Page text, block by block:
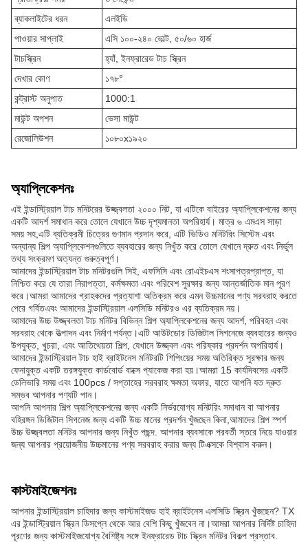
ব্যাকলাইটের ধরন
এলইডি
পাওয়ার সাপ্লাই
এসি ১০০-২৪০ ভোল্ট, ৫০/৬০ হার্জ
টাচস্ক্রিন
হ্যাঁ, ইনফ্রারেড টাচ স্ক্রিন
দেখার কোণ
১৭৮°
কন্ট্রাস্ট অনুপাত
1000:1
মাউন্ট অপশন
ভেসা মাউন্ট
রেজোলিউশন
১০৮০x১৯২০
অ্যাপ্লিকেশনঃ
এই ইন্ডাস্ট্রিয়াল টাচ মনিটরের উজ্জ্বলতা ২০০০ নিট, যা এটিকে বাইরের অ্যাপ্লিকেশনের জন্য
একটি আদর্শ সমাধান করে তোলে যেখানে উচ্চ দৃশ্যমানতা অপরিহার্য। মাত্র ৬ এমএস সাড়া
সময় সহ,এটি ব্যতিক্রমী চিত্রের গুণমান প্রদান করে, এটি ভিডিও মনিটরিং সিস্টেম এবং
অন্যান্য শিল্প অ্যাপ্লিকেশনগুলিতে ব্যবহারের জন্য নিখুঁত করে তোলে যেখানে দ্রুত এবং নির্ভুল
তথ্য সংক্রমণ অত্যন্ত গুরুত্বপূর্ণ।
আমাদের ইন্ডাস্ট্রিয়াল টাচ মনিটরগুলি সিই, এফসিসি এবং রোএইচএস শংসাপত্রপ্রাপ্ত, যা
নিশ্চিত করে যে তারা নিরাপত্তা, কর্মক্ষমতা এবং পরিবেশ সুরক্ষার জন্য আন্তর্জাতিক মান পূরণ
করে।আমরা আমাদের গ্রাহকদের প্রত্যাশা অতিক্রম করে এমন উচ্চমানের পণ্য সরবরাহ করতে
পেরে গর্বিতএবং আমাদের ইন্ডাস্ট্রিয়াল এলসিডি মনিটরও এর ব্যতিক্রম নয়।
আমাদের উচ্চ উজ্জ্বলতা টাচ মনিটর বিভিন্ন শিল্প অ্যাপ্লিকেশনের জন্য আদর্শ, পরিবহন এবং
সরবরাহ থেকে উত্পাদন এবং নির্মাণ পর্যন্ত।এটি আউটডোর ডিজিটাল সিগনেজে ব্যবহারের জন্যও
উপযুক্ত, খুচরা, এবং আতিথেয়তা শিল্প, যেখানে উজ্জ্বল এবং পরিষ্কার প্রদর্শন অপরিহার্য।
আমাদের ইন্ডাস্ট্রিয়াল টাচ হাই ব্রাইটনেস মনিটরটি শিপিংয়ের সময় অতিরিক্ত সুরক্ষার জন্য
ফেনাযুক্ত একটি তরঙ্গযুক্ত কার্ডবোর্ড বাক্সে প্যাকেজ করা হয়।আমরা 15 কার্যদিবসের একটি
ডেলিভারি সময় এবং 100pcs / সপ্তাহের সরবরাহ ক্ষমতা অফার, যাতে আপনি যত দ্রুত
সম্ভব আপনার পণ্যটি পান।
আপনি আপনার শিল্প অ্যাপ্লিকেশনের জন্য একটি নির্ভরযোগ্য মনিটরিং সমাধান বা আপনার
বহিরঙ্গন ডিজিটাল সিগনেজ জন্য একটি উচ্চ মানের প্রদর্শন খুঁজছেন কিনা,আমাদের শিল্প স্পর্শ
উচ্চ উজ্জ্বলতা মনিটর আপনার জন্য নিখুঁত পছন্দ. আপনার ব্যবসাকে পরবর্তী স্তরে নিয়ে যাওয়ার
জন্য আপনার প্রয়োজনীয় উচ্চমানের পণ্য সরবরাহ করার জন্য টিএক্সকে বিশ্বাস করুন।
কাস্টমাইজেশনঃ
আপনার ইন্ডাস্ট্রিয়াল চাহিদার জন্য কাস্টমাইজড হাই ব্রাইটনেস এলসিডি স্ক্রিন খুঁজছেন? TX
এর ইন্ডাস্ট্রিয়াল স্ক্রিন ডিসপ্লে থেকে আর বেশি কিছু খুঁজবেন না।আমরা আপনার নির্দিষ্ট চাহিদা
পূরণের জন্য কাস্টমাইজযোগ্য বৈশিষ্ট্য সঙ্গে ইনফ্রারেড টাচ স্ক্রিন মনিটর বিকল্প প্রস্তাব.